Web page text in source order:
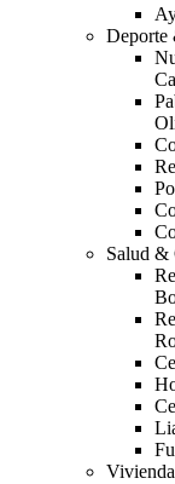
Deporte
Salud &